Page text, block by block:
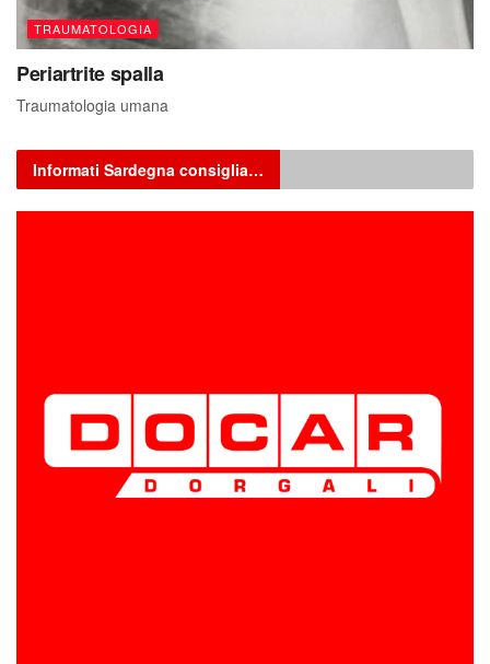
TRAUMATOLOGIA
Periartrite spalla
Traumatologia umana
Informati Sardegna consiglia…